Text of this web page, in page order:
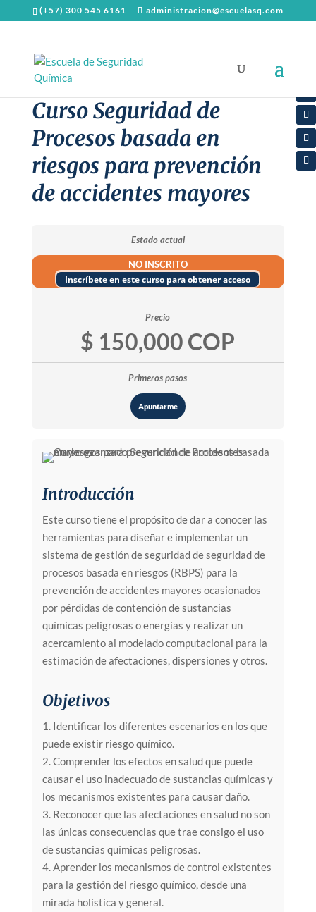
(+57) 300 545 6161 administracion@escuelasq.com
Curso Seguridad de
Procesos basada en
riesgos para prevención
de accidentes mayores
Estado actual
NO INSCRITO
Inscríbete en este curso para obtener acceso
Precio
$ 150,000 COP
Primeros pasos
Apuntarme
Introducción
Este curso tiene el propósito de dar a conocer las
herramientas para diseñar e implementar un
sistema de gestión de seguridad de seguridad de
procesos basada en riesgos (RBPS) para la
prevención de accidentes mayores ocasionados
por pérdidas de contención de sustancias
químicas peligrosas o energías y realizar un
acercamiento al modelado computacional para la
estimación de afectaciones, dispersiones y otros.
Objetivos
1. Identificar los diferentes escenarios en los que
puede existir riesgo químico.
2. Comprender los efectos en salud que puede
causar el uso inadecuado de sustancias químicas y
los mecanismos existentes para causar daño.
3. Reconocer que las afectaciones en salud no son
las únicas consecuencias que trae consigo el uso
de sustancias químicas peligrosas.
4. Aprender los mecanismos de control existentes
para la gestión del riesgo químico, desde una
mirada holística y general.